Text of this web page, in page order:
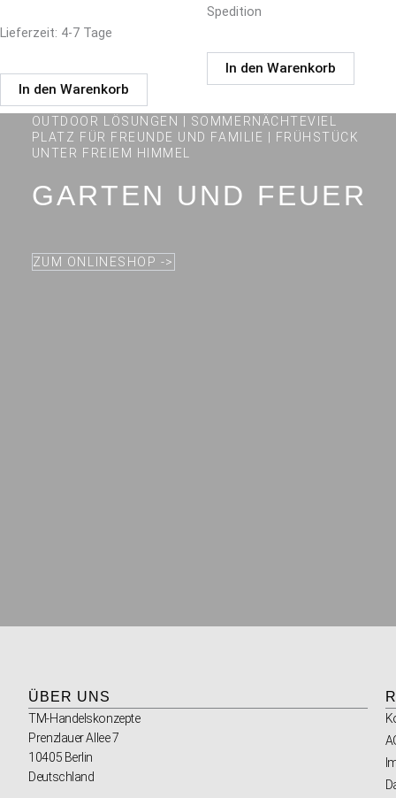
Lieferzeit: 4-7 Tage
In den Warenkorb
Spedition
In den Warenkorb
OUTDOOR LÖSUNGEN | SOMMERNÄCHTEVIEL
PLATZ FÜR FREUNDE UND FAMILIE | FRÜHSTÜCK
UNTER FREIEM HIMMEL
GARTEN UND FEUER
ZUM ONLINESHOP ->
ÜBER UNS
TM-Handelskonzepte
Prenzlauer Allee 7
10405 Berlin
Deutschland